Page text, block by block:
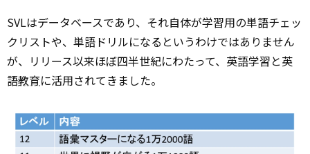
SVLはデータベースであり、それ自体が学習用の単語チェッ
クリストや、単語ドリルになるというわけではありません
が、リリース以来ほぼ四半世紀にわたって、英語学習と英
語教育に活用されてきました。